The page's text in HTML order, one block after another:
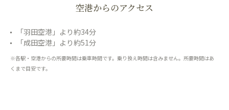
空港からのアクセス
「羽田空港」より約34分
「成田空港」より約51分
※各駅・空港からの所要時間は乗車時間です。乗り換え時間は含みません。所要時間はあ
くまで目安です。